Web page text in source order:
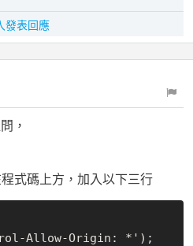
發表回應
，
式碼上方，加入以下三行
Allow-Origin: *');